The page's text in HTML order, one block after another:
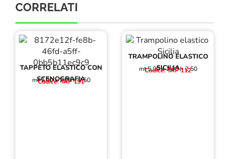
CORRELATI
TAPPETO ELASTICO CON
SCENOGRAFIA
mt 2,00 x 2,00 h 2,50
Codice: TAP 191
TRAMPOLINO ELASTICO
SICILIA
mt 5,00 x 2,00 h 2,50
Codice: TAP 112